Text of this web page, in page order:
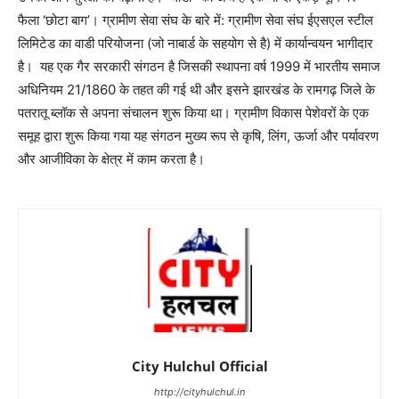
फैला ‘छोटा बाग’। ग्रामीण सेवा संघ के बारे में: ग्रामीण सेवा संघ ईएसएल स्टील
लिमिटेड का वाडी परियोजना (जो नाबार्ड के सहयोग से है) में कार्यान्वयन भागीदार
है। यह एक गैर सरकारी संगठन है जिसकी स्थापना वर्ष 1999 में भारतीय समाज
अधिनियम 21/1860 के तहत की गई थी और इसने झारखंड के रामगढ़ जिले के
पतरातू ब्लॉक से अपना संचालन शुरू किया था। ग्रामीण विकास पेशेवरों के एक
समूह द्वारा शुरू किया गया यह संगठन मुख्य रूप से कृषि, लिंग, ऊर्जा और पर्यावरण
और आजीविका के क्षेत्र में काम करता है।
City Hulchul Official
http://cityhulchul.in